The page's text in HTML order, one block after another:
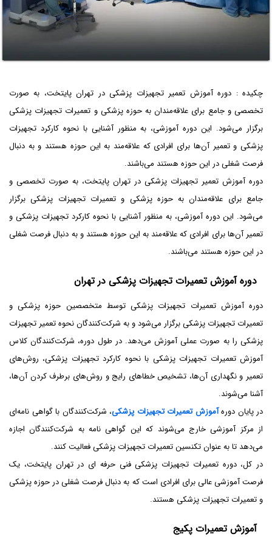
چکیده : دوره آموزش تعمیر تجهیزات پزشکی در تهران پایتخت، به صورت
تخصصی و جامع برای علاقه‌مندان به حوزه پزشکی و تعمیرات تجهیزات پزشکی
برگزار می‌شود. این دوره آموزشی، به منظور آشنایی با نحوه کارکرد تجهیزات
پزشکی و تعمیر آن‌ها برای افرادی که علاقه‌مند به این حوزه هستند و به دنبال
فرصت شغلی در این حوزه هستند می‌باشند.
دوره آموزش تعمیر تجهیزات پزشکی در تهران پایتخت، به صورت تخصصی و
جامع برای علاقه‌مندان به حوزه پزشکی و تعمیرات تجهیزات پزشکی برگزار
می‌شود. این دوره آموزشی، به منظور آشنایی با نحوه کارکرد تجهیزات پزشکی و
تعمیر آن‌ها برای افرادی که علاقه‌مند به این حوزه هستند و به دنبال فرصت شغلی
در این حوزه هستند می‌باشند.
دوره آموزش تعمیرات تجهیزات پزشکی در تهران
دوره آموزش تعمیرات تجهیزات پزشکی توسط متخصصین حوزه پزشکی و
تعمیرات تجهیزات پزشکی برگزار می‌شود و به شرکت‌کنندگان نحوه تعمیر تجهیزات
پزشکی را به صورت عملی آموزش می‌دهد. در طول دوره، شرکت‌کنندگان کلاس
آموزش تعمیرات تجهیزات پزشکی با نحوه کارکرد تجهیزات پزشکی، روش‌های
تعمیر و نگهداری آن‌ها، تشخیص خطاهای رایج و روش‌های برطرف کردن آن‌ها،
آشنا می‌شوند.
در پایان دورهآموزش تعمیرات تجهیزات پزشکی، شرکت‌کنندگان با گواهی نامه‌ای
از مرکز آموزشی خارج می‌شوند که این گواهی نامه به شرکت‌کنندگان اجازه
می‌دهد تا به عنوان تکنسین تعمیرات تجهیزات پزشکی فعالیت کنند.
در کل، دوره تعمیرات تجهیزات پزشکی فنی حرفه ای در تهران پایتخت، یک
فرصت آموزشی عالی برای افرادی است که به دنبال فرصت شغلی در حوزه پزشکی
و تعمیرات تجهیزات پزشکی هستند.
آموزش تعمیرات پکیج